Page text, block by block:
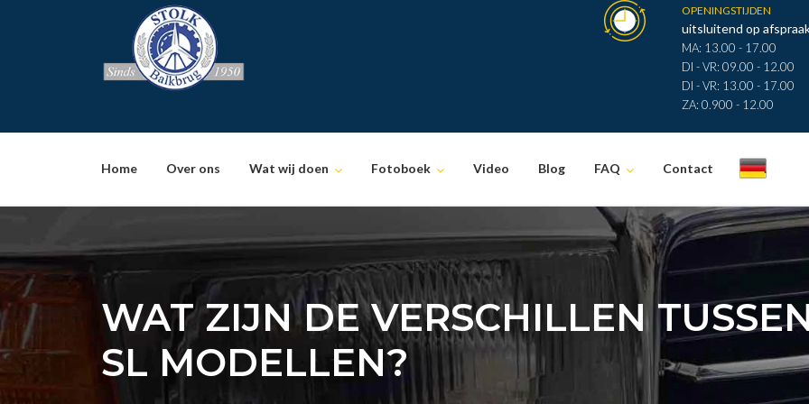
OPENINGSTIJDEN
uitsluitend op
MA: 13.00 - 17.00
DI - VR: 09.00 - 12.00
DI - VR: 13.00 - 17.00
ZA: 0.900 - 12.00
Home Over ons Wat wij doen Fotoboek Video Blog FAQ Contact .
WAT ZIJN DE VERSCHILLEN
SL MODELLEN?